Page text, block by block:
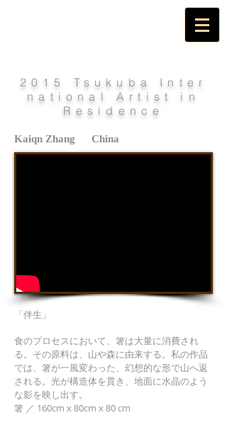
2015 Tsukuba Inter
national Artist in
Residence
Kaiqn Zhang China
「伴生」
食のプロセスにおいて、箸は大量に消費され
る。その原料は、山や森に由来する。私の作品
では、箸が一風変わった、幻想的な形で山へ返
される。光が構造体を貫き、地面に水晶のよう
な影を映し出す。
箸 ／ 160cm x 80cm x 80 cm